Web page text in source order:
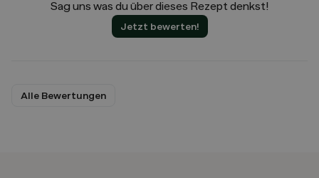
Sag uns was du über dieses Rezept denkst!
Jetzt bewerten!
Alle Bewertungen